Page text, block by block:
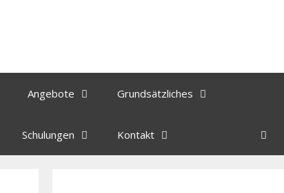
Angebote Grundsätzliches
Schulungen Kontakt